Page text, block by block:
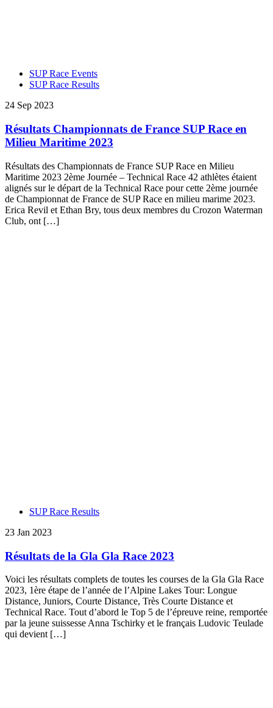
SUP Race Events
SUP Race Results
24 Sep 2023
Résultats Championnats de France SUP Race en
Milieu Maritime 2023
Résultats des Championnats de France SUP Race en Milieu
Maritime 2023 2ème Journée – Technical Race 42 athlètes étaient
alignés sur le départ de la Technical Race pour cette 2ème journée
de Championnat de France de SUP Race en milieu marime 2023.
Erica Revil et Ethan Bry, tous deux membres du Crozon Waterman
Club, ont […]
SUP Race Results
23 Jan 2023
Résultats de la Gla Gla Race 2023
Voici les résultats complets de toutes les courses de la Gla Gla Race
2023, 1ère étape de l’année de l’Alpine Lakes Tour: Longue
Distance, Juniors, Courte Distance, Très Courte Distance et
Technical Race. Tout d’abord le Top 5 de l’épreuve reine, remportée
par la jeune suissesse Anna Tschirky et le français Ludovic Teulade
qui devient […]